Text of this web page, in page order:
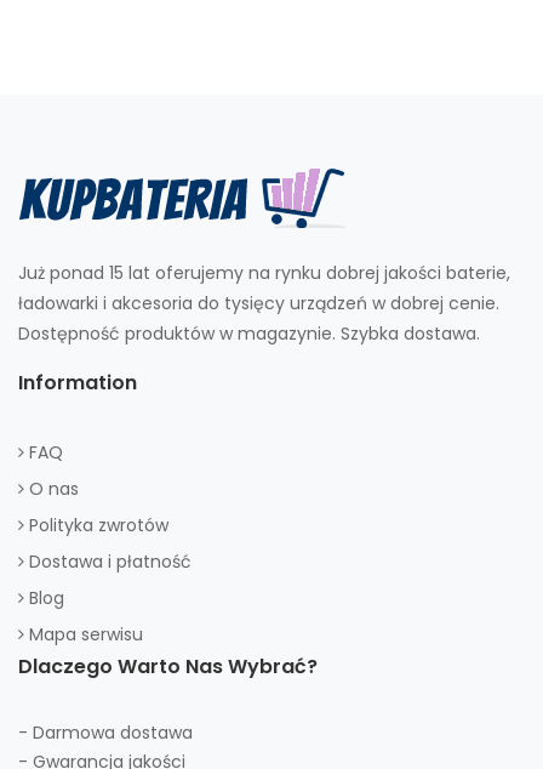
Już ponad 15 lat oferujemy na rynku dobrej jakości baterie,
ładowarki i akcesoria do tysięcy urządzeń w dobrej cenie.
Dostępność produktów w magazynie. Szybka dostawa.
Information
FAQ
O nas
Polityka zwrotów
Dostawa i płatność
Blog
Mapa serwisu
Dlaczego Warto Nas Wybrać?
- Darmowa dostawa
- Gwarancja jakości